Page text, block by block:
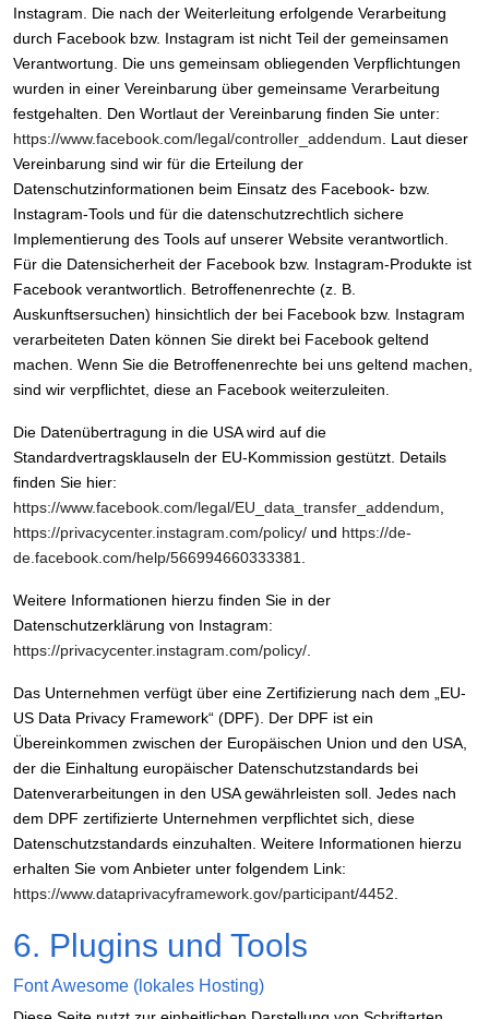
Instagram. Die nach der Weiterleitung erfolgende Verarbeitung
durch Facebook bzw. Instagram ist nicht Teil der gemeinsamen
Verantwortung. Die uns gemeinsam obliegenden Verpflichtungen
wurden in einer Vereinbarung über gemeinsame Verarbeitung
festgehalten. Den Wortlaut der Vereinbarung finden Sie unter:
https://www.facebook.com/legal/controller_addendum. Laut dieser
Vereinbarung sind wir für die Erteilung der
Datenschutzinformationen beim Einsatz des Facebook- bzw.
Instagram-Tools und für die datenschutzrechtlich sichere
Implementierung des Tools auf unserer Website verantwortlich.
Für die Datensicherheit der Facebook bzw. Instagram-Produkte ist
Facebook verantwortlich. Betroffenenrechte (z. B.
Auskunftsersuchen) hinsichtlich der bei Facebook bzw. Instagram
verarbeiteten Daten können Sie direkt bei Facebook geltend
machen. Wenn Sie die Betroffenenrechte bei uns geltend machen,
sind wir verpflichtet, diese an Facebook weiterzuleiten.
Die Datenübertragung in die USA wird auf die
Standardvertragsklauseln der EU-Kommission gestützt. Details
finden Sie hier:
https://www.facebook.com/legal/EU_data_transfer_addendum,
https://privacycenter.instagram.com/policy/ und https://de-
de.facebook.com/help/566994660333381.
Weitere Informationen hierzu finden Sie in der
Datenschutzerklärung von Instagram:
https://privacycenter.instagram.com/policy/.
Das Unternehmen verfügt über eine Zertifizierung nach dem „EU-
US Data Privacy Framework“ (DPF). Der DPF ist ein
Übereinkommen zwischen der Europäischen Union und den USA,
der die Einhaltung europäischer Datenschutzstandards bei
Datenverarbeitungen in den USA gewährleisten soll. Jedes nach
dem DPF zertifizierte Unternehmen verpflichtet sich, diese
Datenschutzstandards einzuhalten. Weitere Informationen hierzu
erhalten Sie vom Anbieter unter folgendem Link:
https://www.dataprivacyframework.gov/participant/4452.
6. Plugins und Tools
Font Awesome (lokales Hosting)